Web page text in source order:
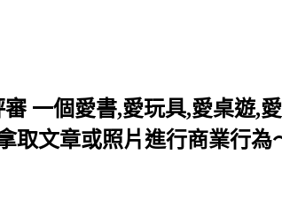
一個愛書,愛玩具,愛桌遊,
取文章或照片進行商業行為